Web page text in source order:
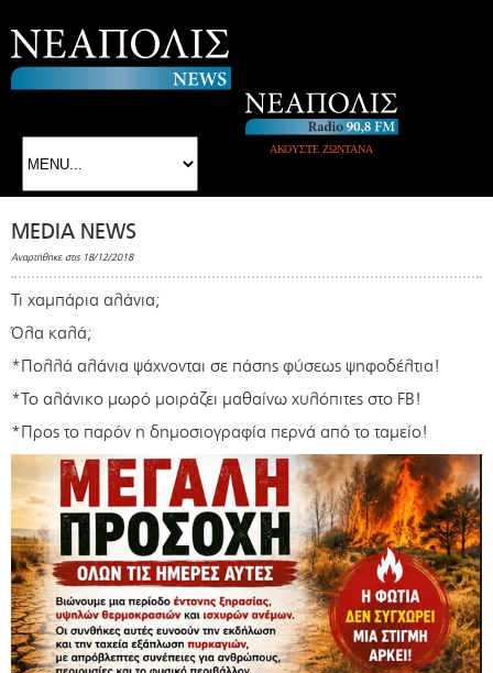
ΑΚΟΥΣΤΕ ΖΩΝΤΑΝΑ
MEDIA NEWS
Αναρτήθηκε στις 18/12/2018
Τι χαμπάρια αλάνια;
Όλα καλά;
*Πολλά αλάνια ψάχνονται σε πάσης φύσεως ψηφοδέλτια!
*Το αλάνικο μωρό μοιράζει μαθαίνω χυλόπιτες στο FB!
*Προς το παρόν η δημοσιογραφία περνά από το ταμείο!